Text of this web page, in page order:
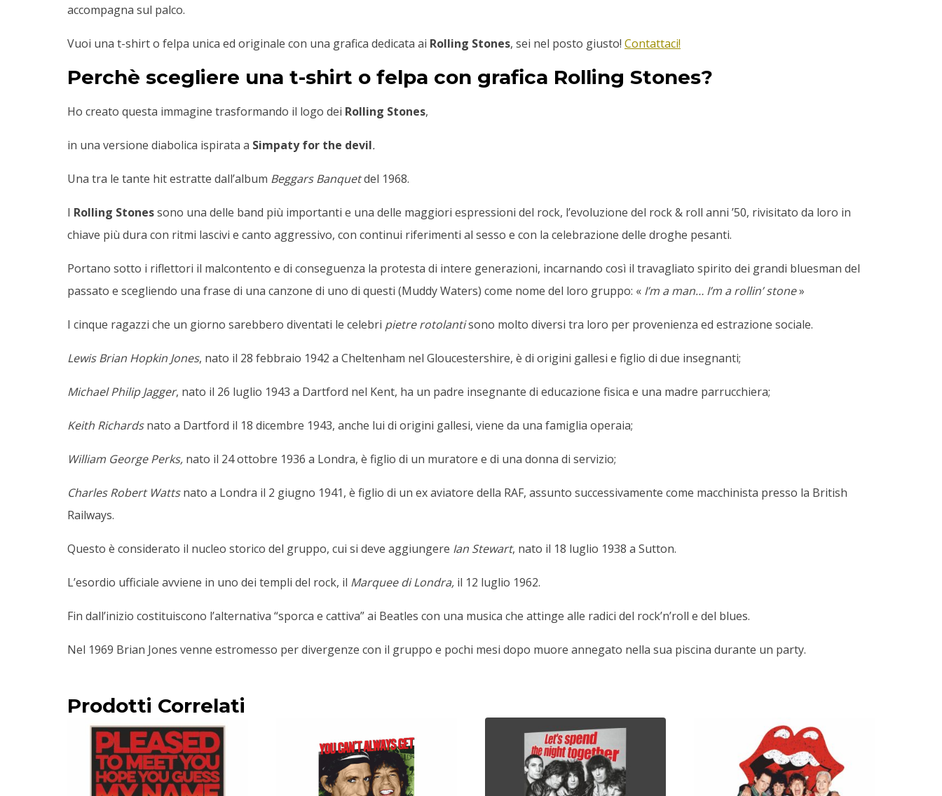
accompagna sul palco.
Vuoi una t-shirt o felpa unica ed originale con una grafica dedicata ai Rolling Stones, sei nel posto giusto! Contattaci!
Perchè scegliere una t-shirt o felpa con grafica Rolling Stones?
Ho creato questa immagine trasformando il logo dei Rolling Stones,
in una versione diabolica ispirata a Simpaty for the devil.
Una tra le tante hit estratte dall’album Beggars Banquetdel 1968.
I Rolling Stonessono una delle band più importanti e una delle maggiori espressioni del rock, l’evoluzione del rock & roll anni ’50, rivisitato da loro in
chiave più dura con ritmi lascivi e canto aggressivo, con continui riferimenti al sesso e con la celebrazione delle droghe pesanti.
Portano sotto i riflettori il malcontento e di conseguenza la protesta di intere generazioni, incarnando così il travagliato spirito dei grandi bluesman del
passato e scegliendo una frase di una canzone di uno di questi (Muddy Waters) come nome del loro gruppo: « I’m a man… I’m a rollin’ stone»
I cinque ragazzi che un giorno sarebbero diventati le celebri pietre rotolantisono molto diversi tra loro per provenienza ed estrazione sociale.
Lewis Brian Hopkin Jones, nato il 28 febbraio 1942 a Cheltenham nel Gloucestershire, è di origini gallesi e figlio di due insegnanti;
Michael Philip Jagger, nato il 26 luglio 1943 a Dartford nel Kent, ha un padre insegnante di educazione fisica e una madre parrucchiera;
Keith Richardsnato a Dartford il 18 dicembre 1943, anche lui di origini gallesi, viene da una famiglia operaia;
William George Perks, nato il 24 ottobre 1936 a Londra, è figlio di un muratore e di una donna di servizio;
Charles Robert Wattsnato a Londra il 2 giugno 1941, è figlio di un ex aviatore della RAF, assunto successivamente come macchinista presso la British
Railways.
Questo è considerato il nucleo storico del gruppo, cui si deve aggiungere Ian Stewart, nato il 18 luglio 1938 a Sutton.
L’esordio ufficiale avviene in uno dei templi del rock, il Marquee di Londra, il 12 luglio 1962.
Fin dall’inizio costituiscono l’alternativa “sporca e cattiva” ai Beatles con una musica che attinge alle radici del rock’n’roll e del blues.
Nel 1969 Brian Jones venne estromesso per divergenze con il gruppo e pochi mesi dopo muore annegato nella sua piscina durante un party.
Prodotti Correlati